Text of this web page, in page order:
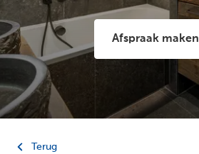
Afspraak maken
Terug